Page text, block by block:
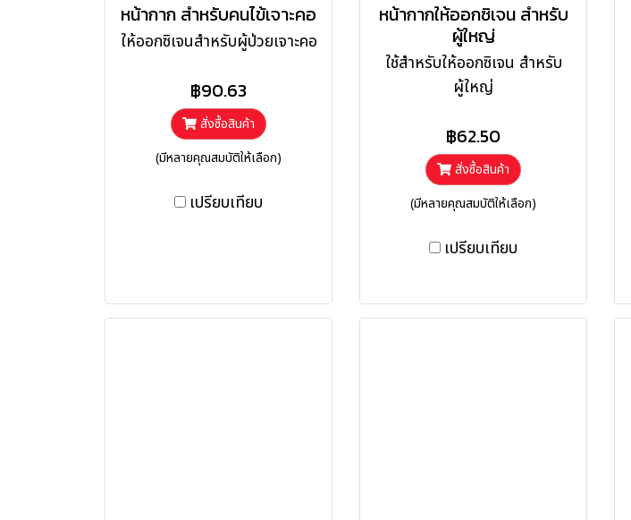
หน้ากาก สำหรับคนไข้เจาะคอ
ให้ออกซิเจนสำหรับผู้ป่วยเจาะคอ
฿90.63
สั่งซื้อสินค้า
(มีหลายคุณสมบัติให้เลือก)
เปรียบเทียบ
หน้ากากให้ออกซิเจน สำหรับ
ผู้ใหญ่
ใช้สำหรับให้ออกซิเจน สำหรับ
ผู้ใหญ่
฿62.50
สั่งซื้อสินค้า
(มีหลายคุณสมบัติให้เลือก)
เปรียบเทียบ